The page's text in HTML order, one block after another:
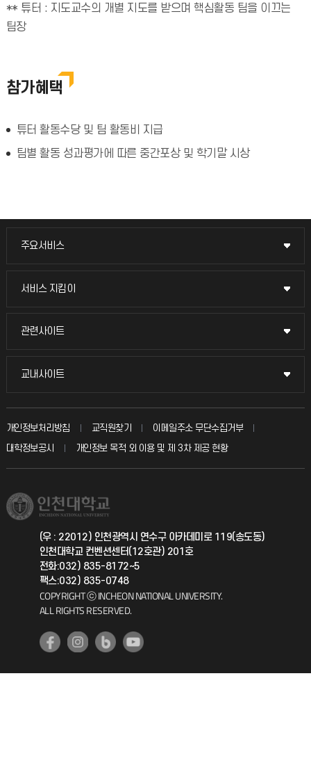
** 튜터 : 지도교수의 개별 지도를 받으며 핵심활동 팀을 이끄는
팀장
참가혜택
튜터 활동수당 및 팀 활동비 지급
팀별 활동 성과평가에 따른 중간포상 및 학기말 시상
주요서비스
주요서비스
교무회의방송
입학안내
취업정보(학생)
서비스 지킴이
서비스 지킴이
묻고 답하기
칭찬마당
학생서비스 지킴이
관련사이트
관련사이트
국방헬프콜
총동문회
교내사이트
교내사이트
교수회
교육혁신본부
국제지원과
공자아카데미
기초교육원
개인정보처리방침 교직원찾기
이메일주소 무단수집거부
대학정보공시
개인정보 목적 외 이용 및 제 3차 제공 현황
(우 : 22012) 인천광역시 연수구 아카데미로 119(송도동)
인천대학교 컨벤션센터(12호관) 201호
전화:032) 835-8172~5
팩스:032) 835-0748
COPYRIGHT ⓒ INCHEON NATIONAL UNIVERSITY.
ALL RIGHTS RESERVED.